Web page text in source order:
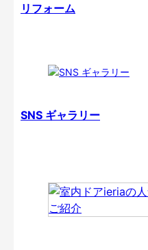
リフォーム
SNS ギャラリー